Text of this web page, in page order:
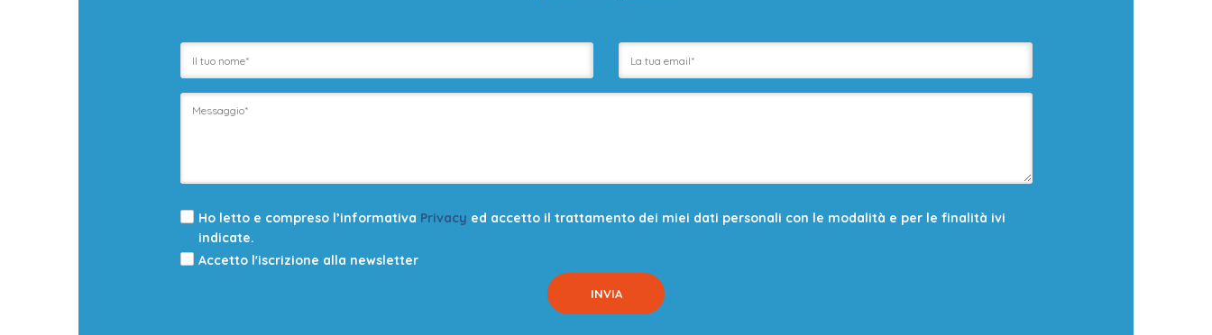
Ho letto e compreso l’informativa Privacy ed accetto il trattamento dei miei dati personali con le modalità e per le finalità ivi
indicate.
Accetto l'iscrizione alla newsletter